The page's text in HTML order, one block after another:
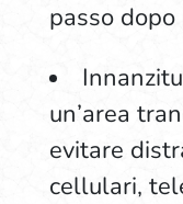
passo dopo
un’area
evitare
cellulari,